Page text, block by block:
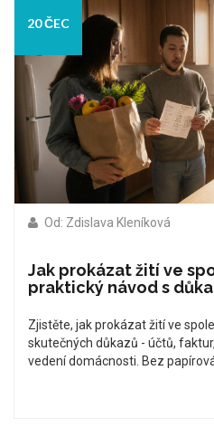
20 ČEC
Od: Zdislava Kleníková
Jak prokázat žití ve
praktický návod s
Zjistěte, jak prokázat žití ve
skutečných důkazů - účtů,
vedení domácnosti. Bez